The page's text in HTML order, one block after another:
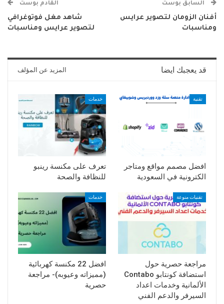
السابق بوست
أفنان الزومان لتصوير عرايس
ومناسبات
القادم بوست
شاهد مغل فوتوغرافي
لتصوير عرايس ومناسبات
قد يعجبك ايضا المزيد عن المؤلف
تقنية
افضل مصمم مواقع ومتاجر
الكترونية في السعودية
خدمات
تعرف على مكنسة رينبو
للنظافة والصحة
تقنيات منوعة
مراجعة حصرية حول
استضافة كونتابو Contabo
الألمانية وخدمات اعداد
السيرفر والدعم الفني
خدمات
افضل 22 مكنسة كهربائية
(مميزاته وعيوبه)- مراجعة
حصرية